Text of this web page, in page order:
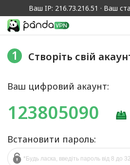
Ваш IP: 216.73.216.51 · Ваш
1 Створіть свій
Ваш цифровий акаунт:
123805090
Встановити пароль: